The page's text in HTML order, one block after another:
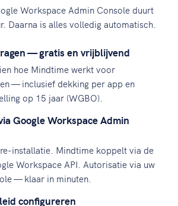
Workspace Admin Console duurt
Daarna is alles volledig automatisch.
— gratis en vrijblijvend
hoe Mindtime werkt voor
— inclusief dekking per app en
op 15 jaar (WGBO).
Google Workspace Admin
installatie. Mindtime koppelt via de
Workspace API. Autorisatie via uw
— klaar in minuten.
configureren